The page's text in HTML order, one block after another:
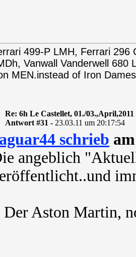
499-P LMH, Ferrari 296
Vanwall Vanderwell
MEN.instead of Iron
Re: 6h Le Castellet, 01./03.,April,2011
Antwort #31 - 23.03.11 um 20:17:54
schrieb
angeblich
Der Aston Martin,